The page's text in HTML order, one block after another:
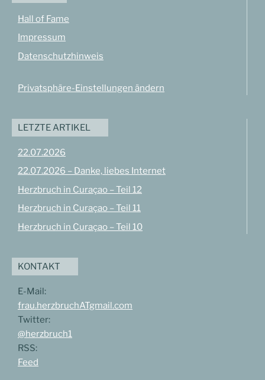
Hall of Fame
Impressum
Datenschutzhinweis
Privatsphäre-Einstellungen ändern
LETZTE ARTIKEL
22.07.2026
22.07.2026 – Danke, liebes Internet
Herzbruch in Curaçao – Teil 12
Herzbruch in Curaçao – Teil 11
Herzbruch in Curaçao – Teil 10
KONTAKT
E-Mail:
frau.herzbruchATgmail.com
Twitter:
@herzbruch1
RSS:
Feed